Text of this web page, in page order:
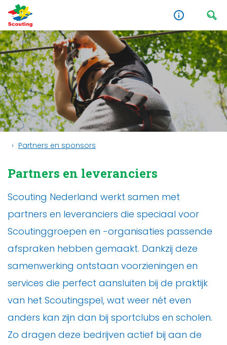
Partners en sponsors
Partners en leveranciers
Scouting Nederland werkt samen met
partners en leveranciers die speciaal voor
Scoutinggroepen en -organisaties passende
afspraken hebben gemaakt. Dankzij deze
samenwerking ontstaan voorzieningen en
services die perfect aansluiten bij de praktijk
van het Scoutingspel, wat weer nét even
anders kan zijn dan bij sportclubs en scholen.
Zo dragen deze bedrijven actief bij aan de